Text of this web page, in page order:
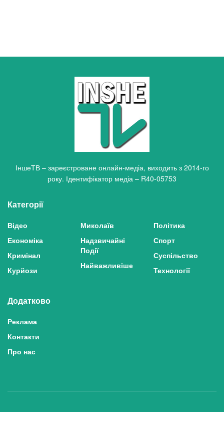
ІншеТВ – зареєстроване онлайн-медіа, виходить з 2014-го
року. Ідентифікатор медіа – R40-05753
Категорії
Відео
Економіка
Кримінал
Курйози
Миколаїв
Надзвичайні
Події
Найважливіше
Політика
Спорт
Суспільство
Технології
Додатково
Реклама
Контакти
Про нас
Політика конфіденційності та захисту персональних даних